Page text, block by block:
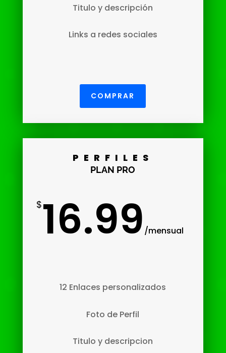
Titulo y descripción
Links a redes sociales
COMPRAR
PERFILES
PLAN PRO
$16.99 /mensual
12 Enlaces personalizados
Foto de Perfil
Titulo y descripcion